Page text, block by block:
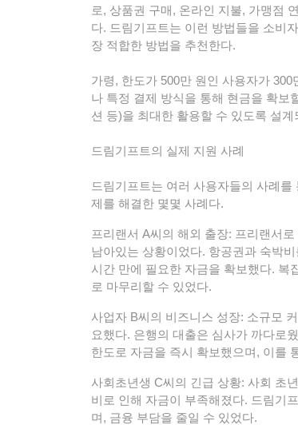
로, 상품권 구매, 온라인 지불, 가맹점
다. 드림기프트는 이런 방법들을 소비
장 적합한 방법을 추천한다.
가령, 한도가 500만 원인 사용자가
나 특정 결제 방식을 통해 현금을 확보
션 등)을 최대한 활용할 수 있도록 설
드림기프트의 실제 지원 사례
드림기프트는 여러 사용자들의 사례
제를 해결한 몇몇 사례다.
프리랜서 A씨의 해외 출장: 프리랜서
남아있는 상황이었다. 항공권과 숙박
시간 만에 필요한 자금을 확보했다. 복
로 마무리할 수 있었다.
사업자 B씨의 비즈니스 성장: 소규모
요했다. 은행의 대출은 심사가 까다로
한도로 자금을 즉시 확보했으며, 이를
사회초년생 C씨의 긴급 상황: 사회 초
비로 인해 자금이 부족해졌다. 드림기
며, 금융 부담을 줄일 수 있었다.